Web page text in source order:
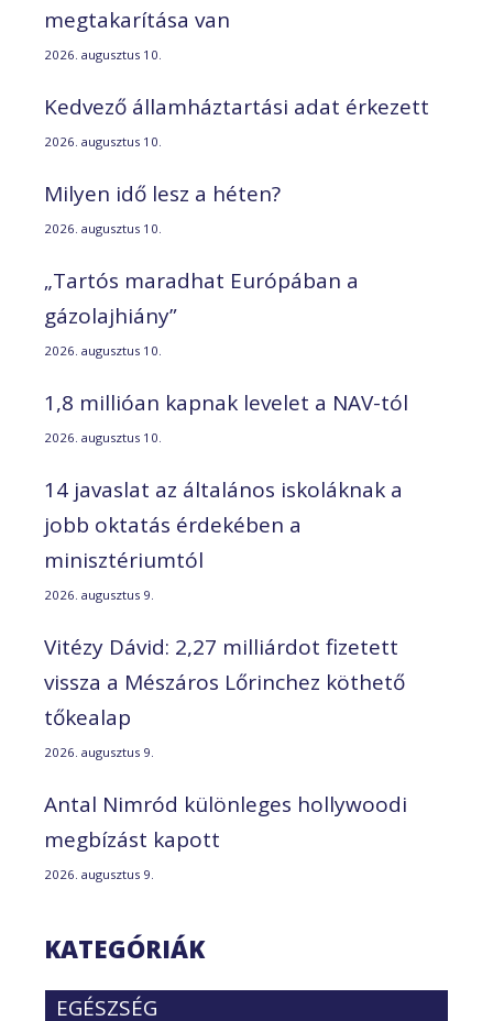
megtakarítása van
2026. augusztus 10.
Kedvező államháztartási adat érkezett
2026. augusztus 10.
Milyen idő lesz a héten?
2026. augusztus 10.
„Tartós maradhat Európában a
gázolajhiány”
2026. augusztus 10.
1,8 millióan kapnak levelet a NAV-tól
2026. augusztus 10.
14 javaslat az általános iskoláknak a
jobb oktatás érdekében a
minisztériumtól
2026. augusztus 9.
Vitézy Dávid: 2,27 milliárdot fizetett
vissza a Mészáros Lőrinchez köthető
tőkealap
2026. augusztus 9.
Antal Nimród különleges hollywoodi
megbízást kapott
2026. augusztus 9.
KATEGÓRIÁK
EGÉSZSÉG